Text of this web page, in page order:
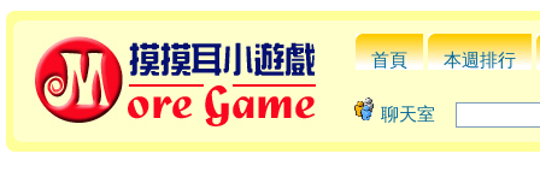
首頁 本週排行
聊天室